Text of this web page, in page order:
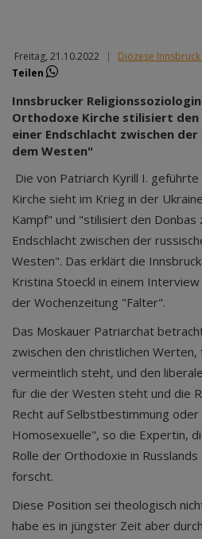
Freitag, 21.10.2022 | Diözese Innsbruck
Teilen
Innsbrucker
Orthodoxe Kirche stilisiert
einer Endschlacht zwischen
dem Westen"
Die von Patriarch Kyrill I.
Kirche sieht im Krieg in der
Kampf" und "stilisiert den
Endschlacht zwischen der
Westen". Das erklärt die
Kristina Stoeckl in einem
der Wochenzeitung "Falter".
Das Moskauer Patriarchat
zwischen den christlichen Werten,
vermeintlich steht, und den
für die der Westen steht und die
Recht auf Selbstbestimmung
Homosexuelle", so die Expertin,
Rolle der Orthodoxie in
forscht.
Diese Position sei theologisch
habe es in jüngster Zeit aber